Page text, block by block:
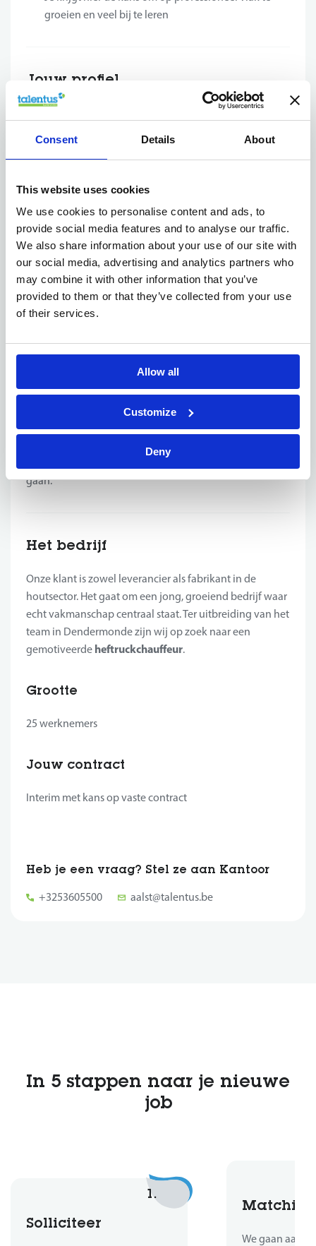
Consent Details About
This website uses cookies
We use cookies to personalise content and ads, to
provide social media features and to analyse our traffic.
We also share information about your use of our site with
our social media, advertising and analytics partners who
may combine it with other information that you’ve
provided to them or that they’ve collected from your use
of their services.
Allow all
Customize
Deny
groeien en veel bij te leren
Jouw profiel
waar wij naar op zoek gaan, bezit
Je bent zeer gemotiveerd om aan de slag te gaan
Je hebt geen fysieke klachten aangezien het af en
toe om fysiek zwaar werk kan gaan
Beleefd, klantgericht en flexibel zijn kernwoorden
die jou typeren
Je collega's beschrijven jou als stipt, ordelijk en net
Je beschikt over een goede talenkennis Nederlands.
beschouwd als een pluspunt
Je hebt een geldigheftruckattest
Als je ervaring hebt in de houtsector, wordt dit
gezien als een grote plus
Je hebt geen probleem met het werken in openlucht
Dit is een functie met heel wat verantwoordelijkheden
gaan.
Het bedrijf
Onze klant is zowel leverancier als fabrikant in de
houtsector. Het gaat om een jong, groeiend bedrijf waar
echt vakmanschap centraal staat. Ter uitbreiding van het
team in Dendermonde zijn wij op zoek naar een
gemotiveerde heftruckchauffeur.
Grootte
25 werknemers
Jouw contract
Interim met kans op vaste contract
Heb je een vraag? Stel ze aan Kantoor
+3253605500 aalst@talentus.be
In 5 stappen naar je nieuwe
job
1.
Solliciteer
We gaan aan